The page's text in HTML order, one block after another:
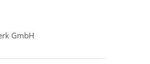
GmbH